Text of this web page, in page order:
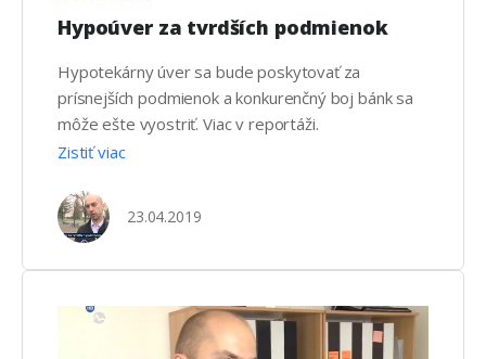
Hypoúver za tvrdších podmienok
Hypotekárny úver sa bude poskytovať za
prísnejších podmienok a konkurenčný boj bánk sa
môže ešte vyostriť. Viac v reportáži.
Zistiť viac
23.04.2019